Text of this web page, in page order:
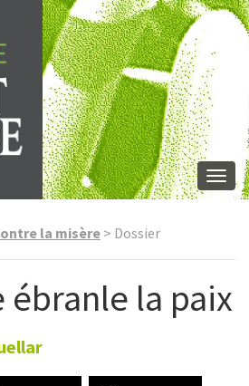
la misère > Dossier
ébranle la paix